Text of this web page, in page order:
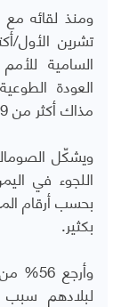
ومنذ لقائه
تشرين الأول/
السامية
مذاك أكثر من 9 آلاف لاجئ صومالي لبلادهم.
بحسب أرقام
بكثير.
وأرجع
لبلادهم